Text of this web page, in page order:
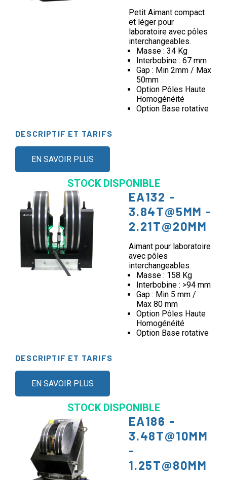
Petit Aimant compact
et léger pour
laboratoire avec pôles
interchangeables.
Masse : 34 Kg
Interbobine : 67 mm
Gap : Min 2mm / Max
50mm
Option Pôles Haute
Homogénéité
Option Base rotative
DESCRIPTIF ET TARIFS
EN SAVOIR PLUS
STOCK DISPONIBLE
EA132 -
3.84T@5MM -
2.21T@20MM
Aimant pour laboratoire
avec pôles
interchangeables.
Masse : 158 Kg
Interbobine : >94 mm
Gap : Min 5 mm /
Max 80 mm
Option Pôles Haute
Homogénéité
Option Base rotative
DESCRIPTIF ET TARIFS
EN SAVOIR PLUS
STOCK DISPONIBLE
EA186 -
3.48T@10MM
-
1.25T@80MM